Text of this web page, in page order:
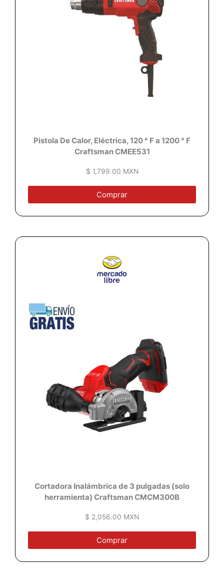
Pistola De Calor, Eléctrica, 120 ° F a 1200 ° F
Craftsman CMEE531
$ 1,799.00 MXN
Comprar
Cortadora Inalámbrica de 3 pulgadas (solo
herramienta) Craftsman CMCM300B
$ 2,056.00 MXN
Comprar